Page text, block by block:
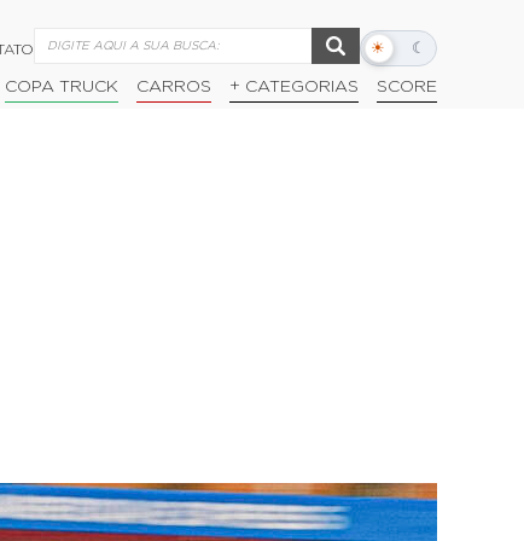
☀ ☾
Alternar
escuro
COPA TRUCK CARROS + CATEGORIAS SCORE